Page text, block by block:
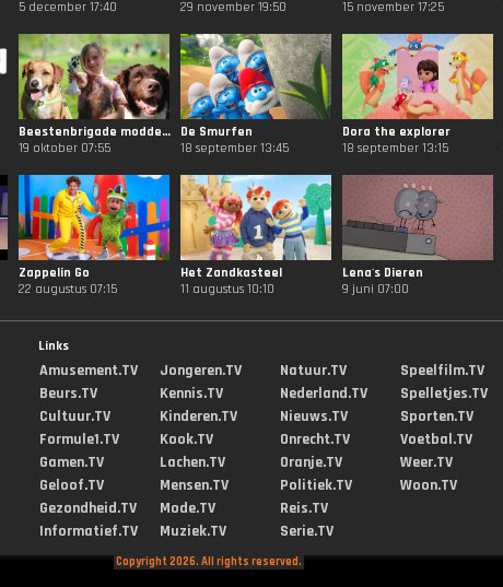
5 december 17:40
29 november 19:50
15 november 17:25
Beestenbrigade modderrace
19 oktober 07:55
De Smurfen
18 september 13:45
Dora the explorer
18 september 13:15
Zappelin Go
22 augustus 07:15
Het Zandkasteel
11 augustus 10:10
Lena's Dieren
9 juni 07:00
Links
Amusement.TV
Beurs.TV
Cultuur.TV
Formule1.TV
Gamen.TV
Geloof.TV
Gezondheid.TV
Informatief.TV
Jongeren.TV
Kennis.TV
Kinderen.TV
Kook.TV
Lachen.TV
Mensen.TV
Mode.TV
Muziek.TV
Natuur.TV
Nederland.TV
Nieuws.TV
Onrecht.TV
Oranje.TV
Politiek.TV
Reis.TV
Serie.TV
Speelfilm.TV
Spelletjes.TV
Sporten.TV
Voetbal.TV
Weer.TV
Woon.TV
Copyright 2026. All rights reserved.